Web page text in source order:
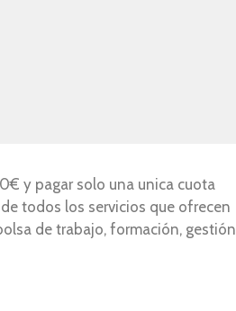
y pagar solo una unica cuota
todos los servicios que ofrecen
de trabajo, formación, gestión